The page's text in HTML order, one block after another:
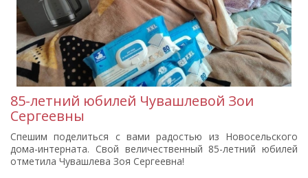
85-летний юбилей Чувашлевой Зои
Сергеевны
Спешим поделиться с вами радостью из Новосельского
дома-интерната. Свой величественный 85-летний юбилей
отметила Чувашлева Зоя Сергеевна!